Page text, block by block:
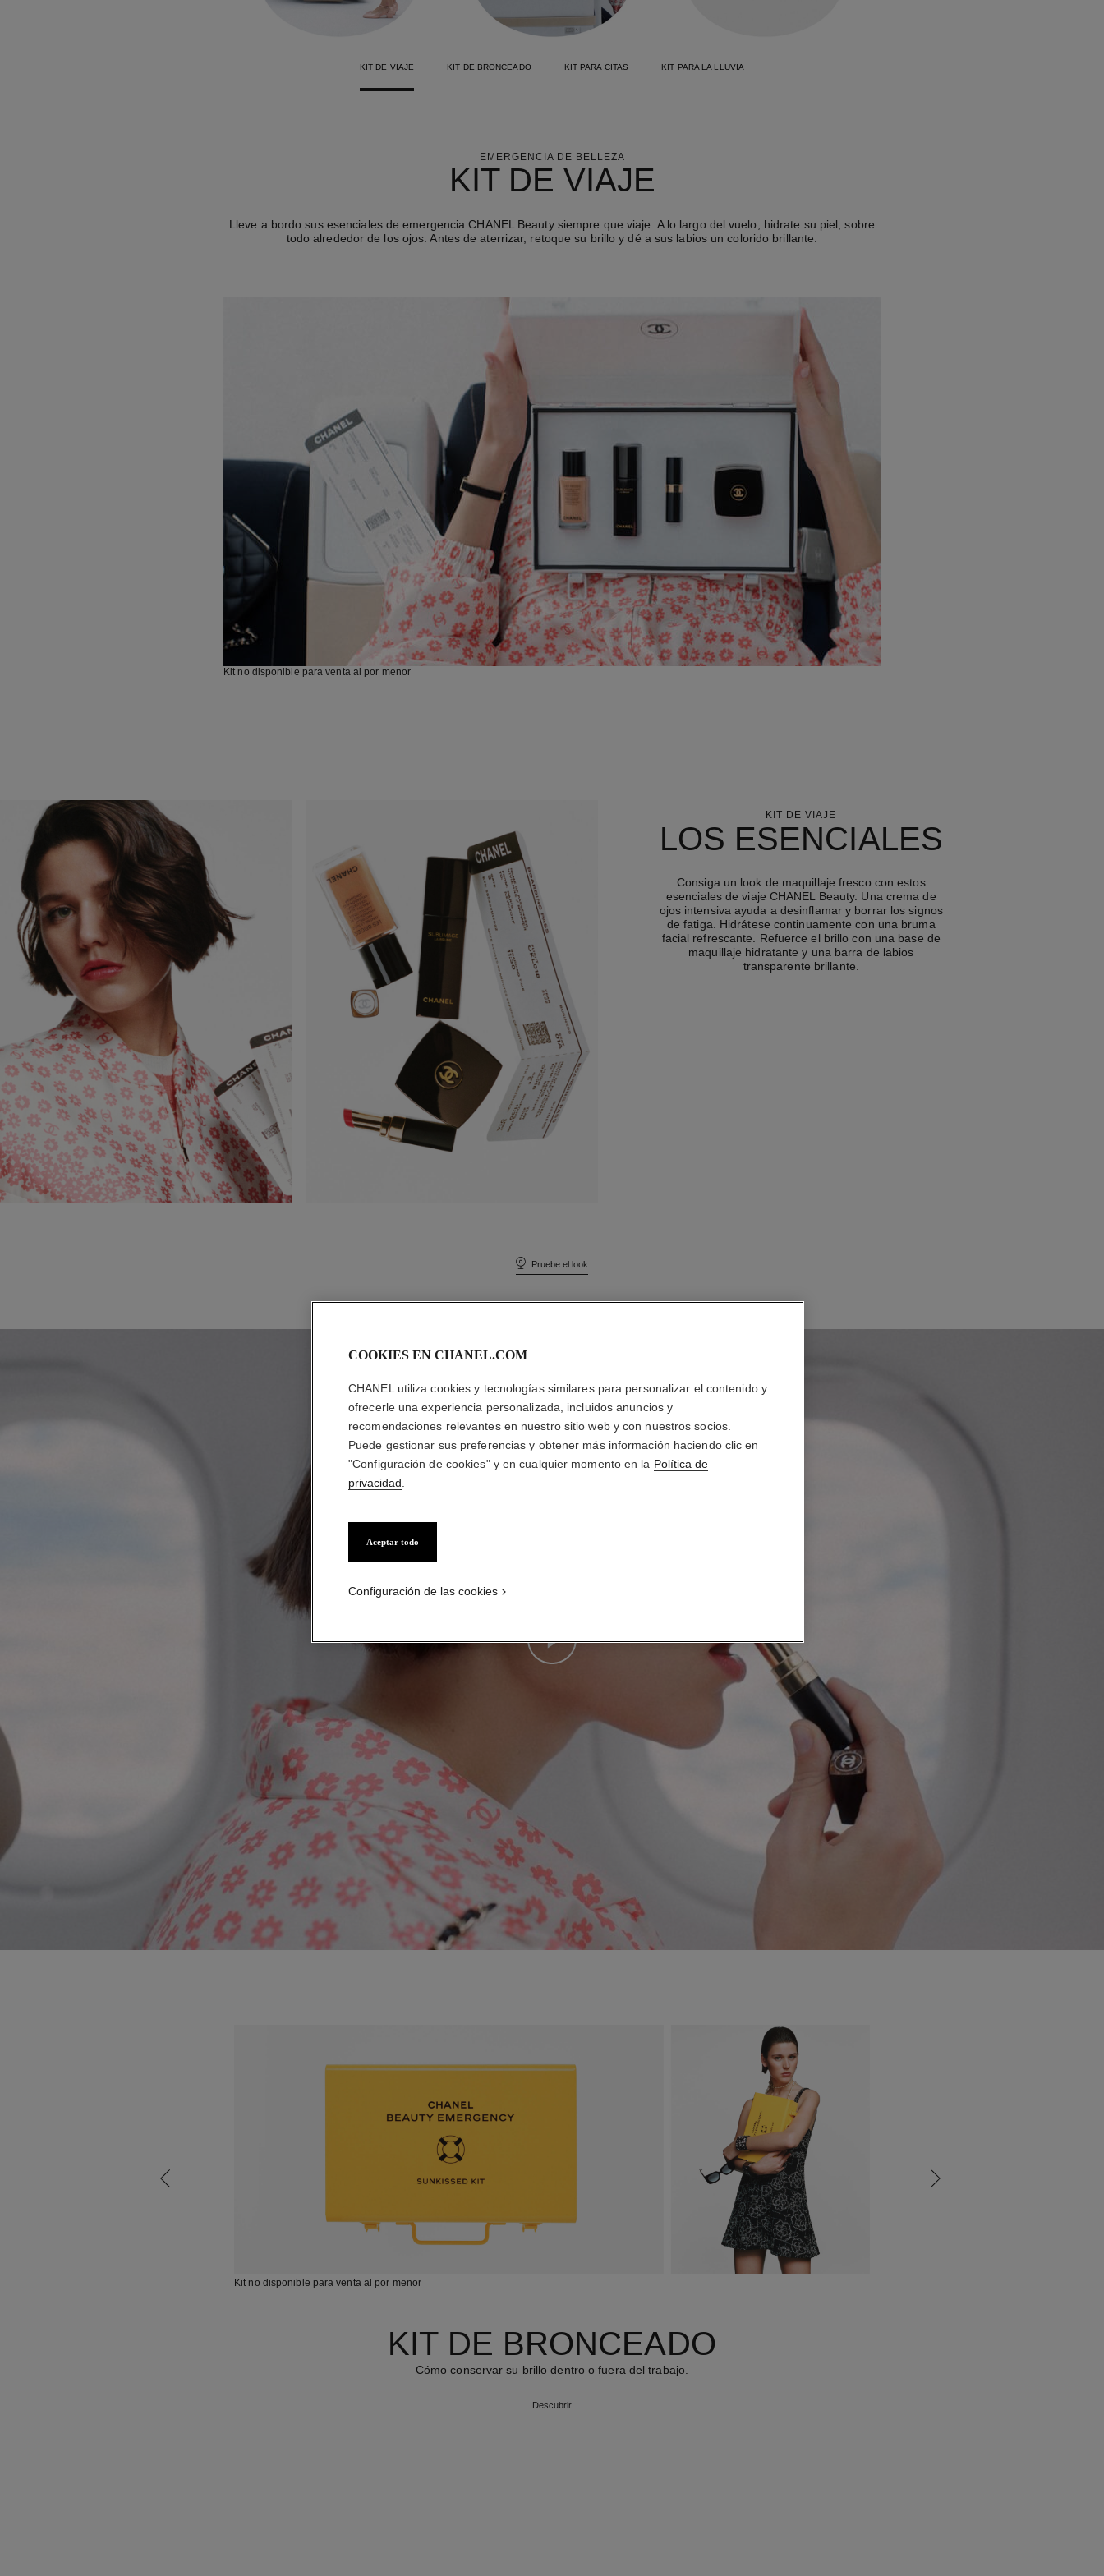
KIT DE VIAJE KIT DE BRONCEADO KIT PARA CITAS KIT PARA LA LLUVIA
EMERGENCIA DE BELLEZA
KIT DE VIAJE
Lleve a bordo sus esenciales de emergencia CHANEL Beauty siempre que viaje. A lo largo del vuelo, hidrate su piel, sobre
todo alrededor de los ojos. Antes de aterrizar, retoque su brillo y dé a sus labios un colorido brillante.
Kit no disponible para venta al por menor
KIT DE VIAJE
LOS ESENCIALES
Consiga un look de maquillaje fresco con estos
esenciales de viaje CHANEL Beauty. Una crema de
ojos intensiva ayuda a desinflamar y borrar los signos
de fatiga. Hidrátese continuamente con una bruma
facial refrescante. Refuerce el brillo con una base de
maquillaje hidratante y una barra de labios
transparente brillante.
Pruebe el look
Play this video
Kit no disponible para venta al por menor
KIT DE BRONCEADO
Cómo conservar su brillo dentro o fuera del trabajo.
Descubrir
COOKIES EN CHANEL.COM
CHANEL utiliza cookies y tecnologías similares para personalizar el contenido y
ofrecerle una experiencia personalizada, incluidos anuncios y
recomendaciones relevantes en nuestro sitio web y con nuestros socios.
Puede gestionar sus preferencias y obtener más información haciendo clic en
"Configuración de cookies" y en cualquier momento en la Política de
privacidad
Aceptar todo
Configuración de las cookies